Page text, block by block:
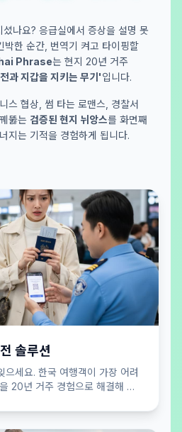
나요? 응급실에서 증상을 설명 못
박한 순간, 번역기 켜고 타이핑할
Phrase는 현지 20년 거주
과 지갑을 지키는 무기'입니다.
스 협상, 썸 타는 로맨스, 경찰서
뚫는 검증된 현지 뉘앙스를 화면째
지는 기적을 경험하게 됩니다.
솔루션
으세요. 한국 여행객이 가장 어려
20년 거주 경험으로 해결해 드